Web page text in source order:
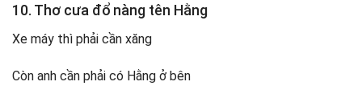
10. Thơ cưa đổ nàng tên Hằng
Xe máy thì phải cần xăng
Còn anh cần phải có Hằng ở bên